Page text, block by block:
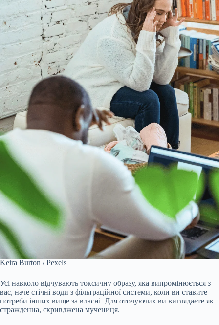
Keira Burton / Pexels
Усі навколо відчувають токсичну образу, яка випромінюється з
вас, наче стічні води з фільтраційної системи, коли ви ставите
потреби інших вище за власні. Для оточуючих ви виглядаєте як
стражденна, скривджена мучениця.